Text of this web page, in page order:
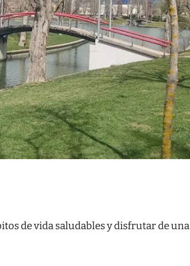
de vida saludables y disfrutar de una